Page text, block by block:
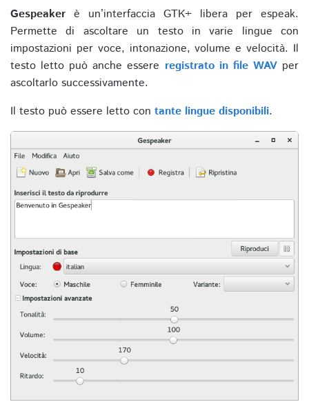
Gespeaker è un’interfaccia GTK+ libera per espeak.
Permette di ascoltare un testo in varie lingue con
impostazioni per voce, intonazione, volume e velocità. Il
testo letto può anche essere registrato in file WAVper
ascoltarlo successivamente.
Il testo può essere letto con tante lingue disponibili.